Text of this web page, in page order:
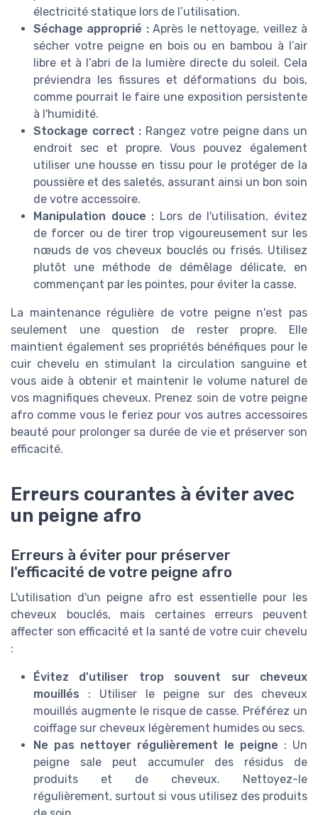
électricité statique lors de l’utilisation.
Séchage approprié :Après le nettoyage, veillez à
sécher votre peigne en bois ou en bambou à l’air
libre et à l’abri de la lumière directe du soleil. Cela
préviendra les fissures et déformations du bois,
comme pourrait le faire une exposition persistente
à l'humidité.
Stockage correct : Rangez votre peigne dans un
endroit sec et propre. Vous pouvez également
utiliser une housse en tissu pour le protéger de la
poussière et des saletés, assurant ainsi un bon soin
de votre accessoire.
Manipulation douce : Lors de l'utilisation, évitez
de forcer ou de tirer trop vigoureusement sur les
nœuds de vos cheveux bouclés ou frisés. Utilisez
plutôt une méthode de démêlage délicate, en
commençant par les pointes, pour éviter la casse.
La maintenance régulière de votre peigne n'est pas
seulement une question de rester propre. Elle
maintient également ses propriétés bénéfiques pour le
cuir chevelu en stimulant la circulation sanguine et
vous aide à obtenir et maintenir le volume naturel de
vos magnifiques cheveux. Prenez soin de votre peigne
afro comme vous le feriez pour vos autres accessoires
beauté pour prolonger sa durée de vie et préserver son
efficacité.
Erreurs courantes à éviter avec
un peigne afro
Erreurs à éviter pour préserver
l'efficacité de votre peigne afro
L'utilisation d'un peigne afro est essentielle pour les
cheveux bouclés, mais certaines erreurs peuvent
affecter son efficacité et la santé de votre cuir chevelu
:
Évitez d'utiliser trop souvent sur cheveux
mouillés : Utiliser le peigne sur des cheveux
mouillés augmente le risque de casse. Préférez un
coiffage sur cheveux légèrement humides ou secs.
Ne pas nettoyer régulièrement le peigne : Un
peigne sale peut accumuler des résidus de
produits et de cheveux. Nettoyez-le
régulièrement, surtout si vous utilisez des produits